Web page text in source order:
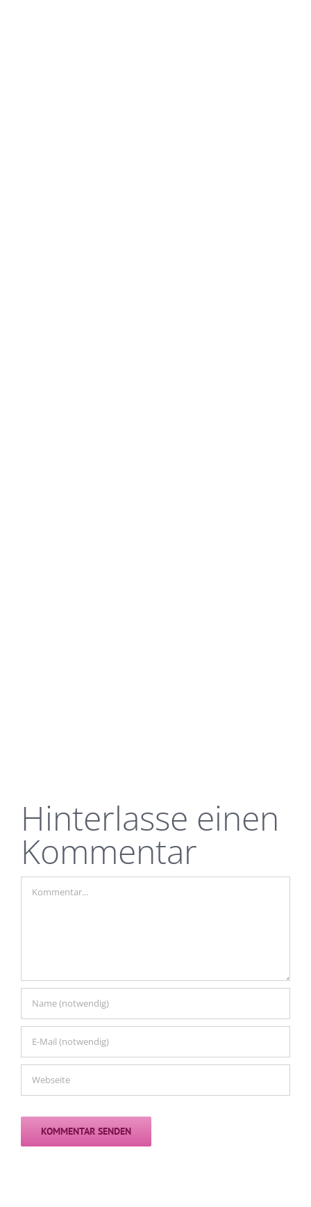
Hinterlasse einen
Kommentar